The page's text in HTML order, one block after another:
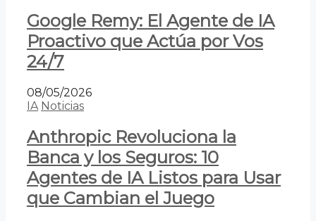
Google Remy: El Agente de IA
Proactivo que Actúa por Vos
24/7
08/05/2026
IA Noticias
Anthropic Revoluciona la
Banca y los Seguros: 10
Agentes de IA Listos para Usar
que Cambian el Juego